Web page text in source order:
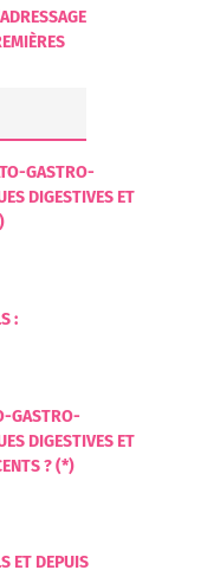
GASTRO-
DIGESTIVES ET
:
GASTRO-
DIGESTIVES ET
? (*)
ET DEPUIS